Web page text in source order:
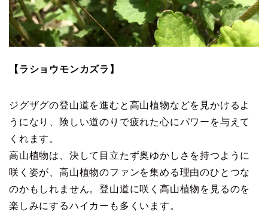
【ラショウモンカズラ】
ジグザグの登山道を進むと高山植物などを見かけるよ
うになり、険しい道のりで疲れた心にパワーを与えて
くれます。
高山植物は、決して目立たず奥ゆかしさを持つように
咲く姿が、高山植物のファンを集める理由のひとつな
のかもしれません。登山道に咲く高山植物を見るのを
楽しみにするハイカーも多くいます。